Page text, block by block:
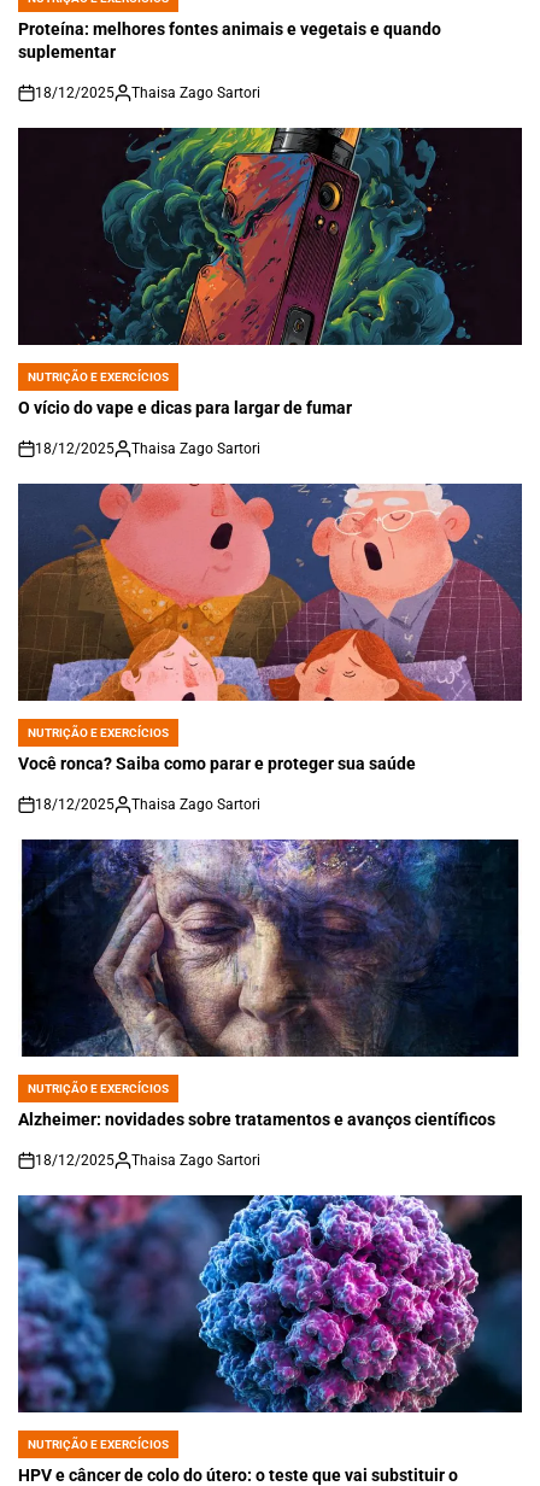
POSTED
IN
Proteína: melhores fontes animais e vegetais e quando
suplementar
on
18/12/2025 Thaisa Zago Sartori
POSTED
IN
NUTRIÇÃO E EXERCÍCIOS
O vício do vape e dicas para largar de fumar
on
18/12/2025 Thaisa Zago Sartori
POSTED
IN
NUTRIÇÃO E EXERCÍCIOS
Você ronca? Saiba como parar e proteger sua saúde
on
18/12/2025 Thaisa Zago Sartori
POSTED
IN
NUTRIÇÃO E EXERCÍCIOS
Alzheimer: novidades sobre tratamentos e avanços científicos
on
18/12/2025 Thaisa Zago Sartori
POSTED
IN
NUTRIÇÃO E EXERCÍCIOS
HPV e câncer de colo do útero: o teste que vai substituir o